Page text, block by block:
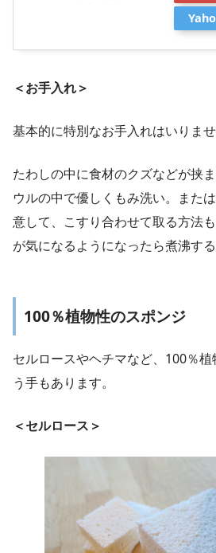
＜お手入れ＞
基本的に特別なお手入れはいりませ
たわしの中に食材のクズなどが挟
ウルの中で優しくもみ洗い。また
意して、こすり合わせて取る方法
が気になるようになったら煮沸する
100％植物性のスポンジ
セルロースやヘチマなど、100％
う手もあります。
＜セルロース＞